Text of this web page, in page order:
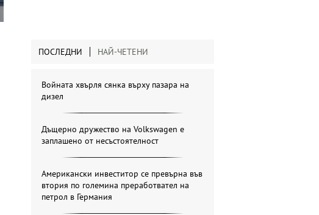
ПОСЛЕДНИ НАЙ-ЧЕТЕНИ
Войната хвърля сянка върху пазара на
дизел
Дъщерно дружество на Volkswagen е
заплашено от несъстоятелност
Американски инвеститор се превърна във
втория по големина преработвател на
петрол в Германия